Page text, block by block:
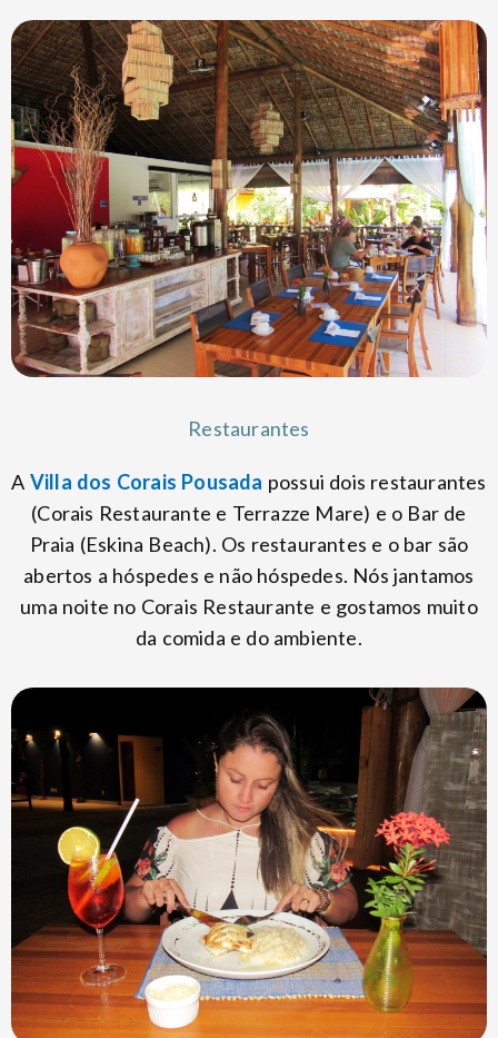
Restaurantes
A Villa dos Corais Pousada possui dois restaurantes
(Corais Restaurante e Terrazze Mare) e o Bar de
Praia (Eskina Beach). Os restaurantes e o bar são
abertos a hóspedes e não hóspedes. Nós jantamos
uma noite no Corais Restaurante e gostamos muito
da comida e do ambiente.